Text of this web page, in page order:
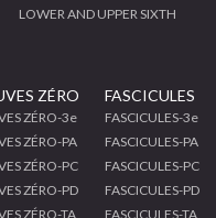
LOWER AND UPPER SIXTH
ZÉRO
ZÉRO-3e
ZÉRO-PA
ZÉRO-PC
ZÉRO-PD
ZÉRO-TA
FASCICULES
FASCICULES-3e
FASCICULES-PA
FASCICULES-PC
FASCICULES-PD
FASCICULES-TA